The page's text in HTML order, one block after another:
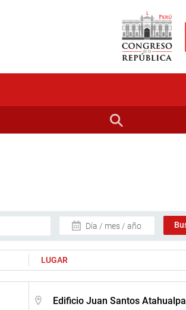
Día / mes / año
LUGAR
Edificio Juan Santos Atahualpa